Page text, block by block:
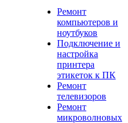
Ремонт
компьютеров и
ноутбуков
Подключение и
настройка
принтера
этикеток к ПК
Ремонт
телевизоров
Ремонт
микроволновых